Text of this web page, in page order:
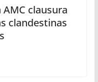
clausura
clandestinas